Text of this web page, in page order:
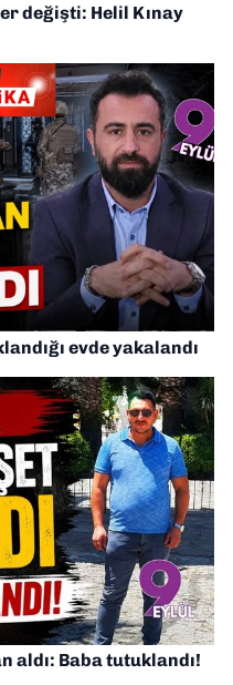
değişti: Helil Kınay
evde yakalandı
aldı: Baba tutuklandı!